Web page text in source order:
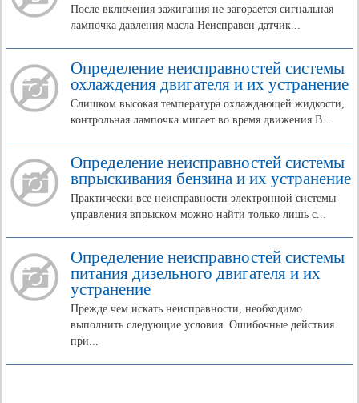
После включения зажигания не загорается сигнальная
лампочка давления масла Неисправен датчик...
Определение неисправностей системы
охлаждения двигателя и их устранение
Слишком высокая температура охлаждающей жидкости,
контрольная лампочка мигает во время движения В...
Определение неисправностей системы
впрыскивания бензина и их устранение
Практически все неисправности электронной системы
управления впрыском можно найти только лишь с...
Определение неисправностей системы
питания дизельного двигателя и их
устранение
Прежде чем искать неисправности, необходимо
выполнить следующие условия. Ошибочные действия
при...